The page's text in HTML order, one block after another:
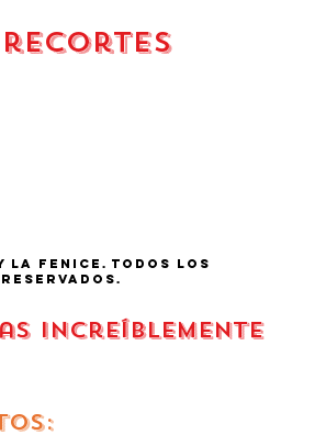
La fenice. todos los
increíblemente